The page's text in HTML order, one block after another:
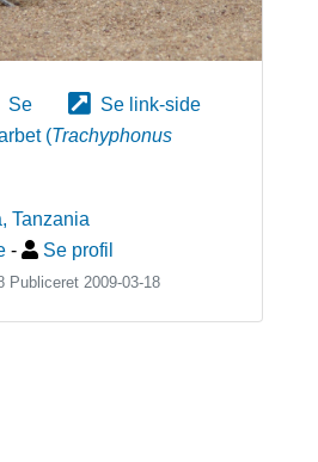
Se
Se link-side
(Trachyphonus
, Tanzania
- Se profil
Publiceret 2009-03-18